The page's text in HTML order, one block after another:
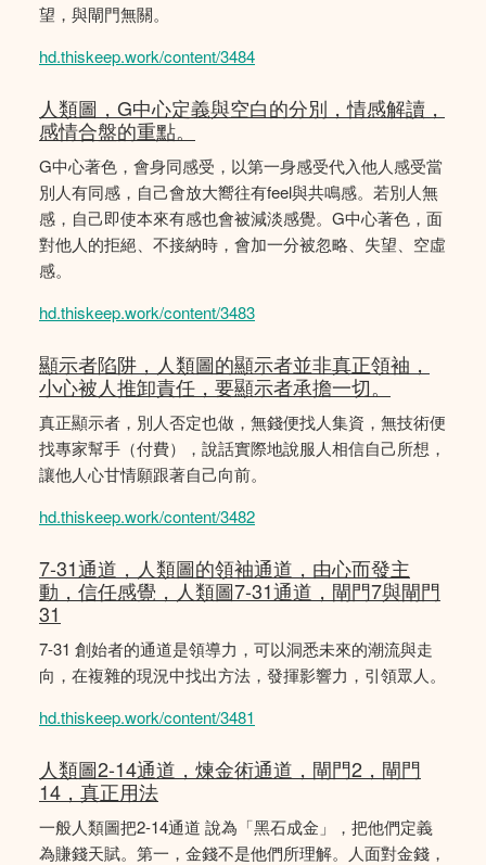
望，與閘門無關。
hd.thiskeep.work/content/3484
人類圖，G中心定義與空白的分別，情感解讀，
感情合盤的重點。
G中心著色，會身同感受，以第一身感受代入他人感受當
別人有同感，自己會放大嚮往有feel與共鳴感。若別人無
感，自己即使本來有感也會被減淡感覺。G中心著色，面
對他人的拒絕、不接納時，會加一分被忽略、失望、空虛
感。
hd.thiskeep.work/content/3483
顯示者陷阱，人類圖的顯示者並非真正領袖，
小心被人推卸責任，要顯示者承擔一切。
真正顯示者，別人否定也做，無錢便找人集資，無技術便
找專家幫手（付費），說話實際地說服人相信自己所想，
讓他人心甘情願跟著自己向前。
hd.thiskeep.work/content/3482
7-31通道，人類圖的領袖通道，由心而發主
動，信任感覺，人類圖7-31通道，閘門7與閘門
31
7-31 創始者的通道是領導力，可以洞悉未來的潮流與走
向，在複雜的現況中找出方法，發揮影響力，引領眾人。
hd.thiskeep.work/content/3481
人類圖2-14通道，煉金術通道，閘門2，閘門
14，真正用法
一般人類圖把2-14通道 說為「黑石成金」，把他們定義
為賺錢天賦。第一，金錢不是他們所理解。人面對金錢，